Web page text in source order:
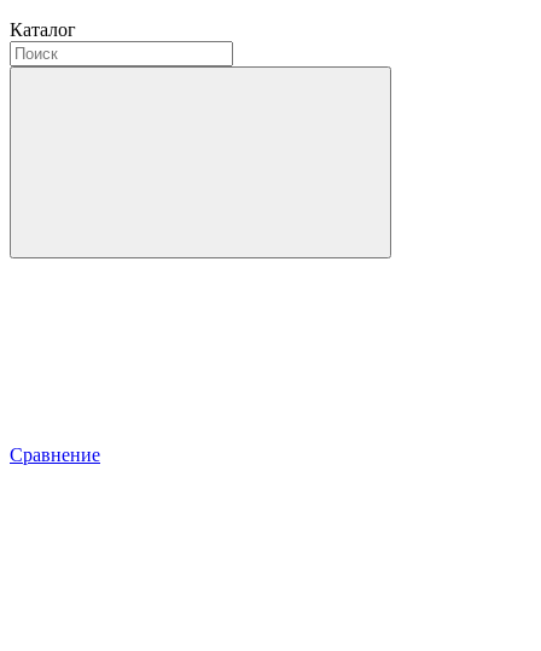
Каталог
Сравнение